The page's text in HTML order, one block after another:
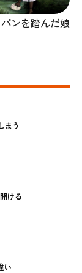
パンを踏んだ娘
まう
ける
い